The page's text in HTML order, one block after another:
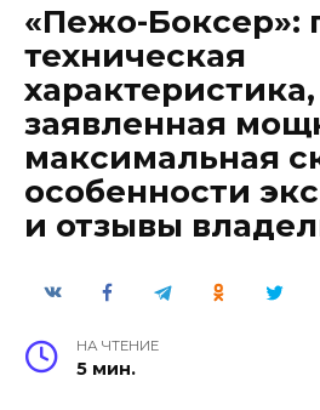
«Пежо-Боксер»:
техническая
характеристика,
заявленная
максимальная
особенности
и отзывы
НА ЧТЕНИЕ
5 мин.